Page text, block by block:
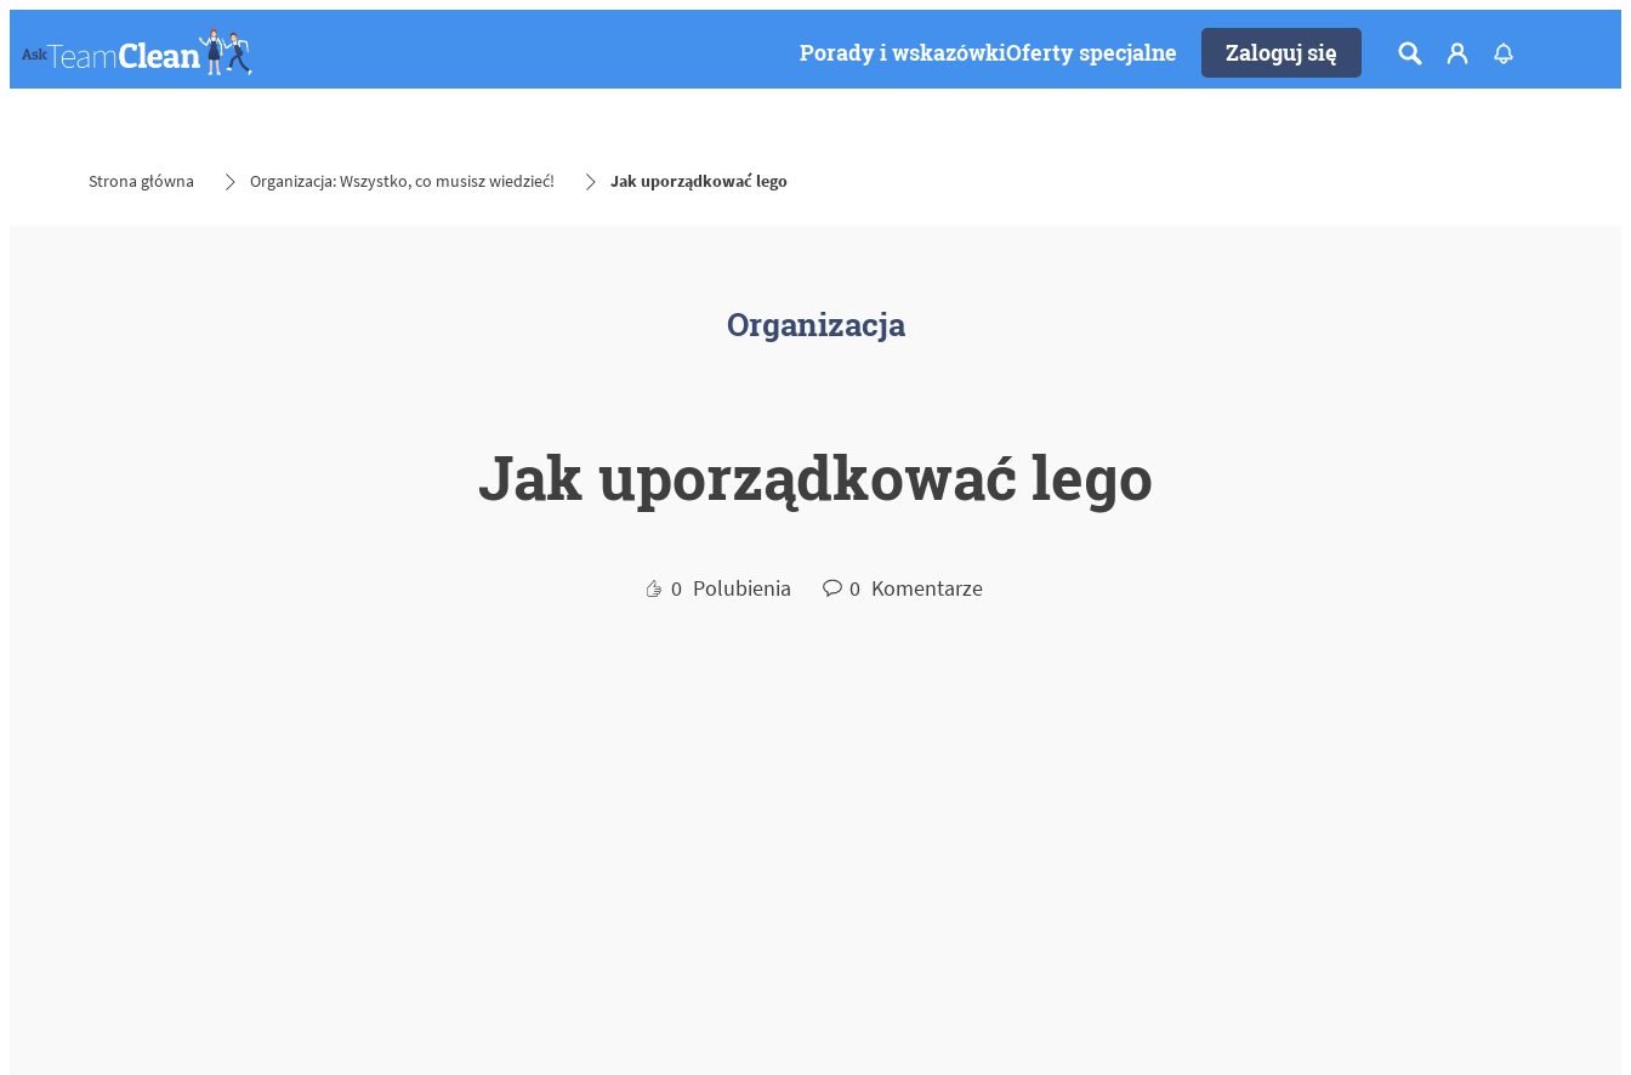
Porady i wskazówkiOferty specjalne Zaloguj się
Strona główna Organizacja: Wszystko, co musisz wiedzieć! Jak uporządkować lego
Organizacja
Jak uporządkować lego
0 Polubienia 0 Komentarze